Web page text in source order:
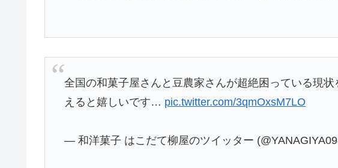
全国の和菓子屋さんと豆農家さんが超絶困っている現
えると嬉しいです… pic.twitter.com/3qmOxsM7LO
— 和洋菓子 はこだて柳屋のツイッター